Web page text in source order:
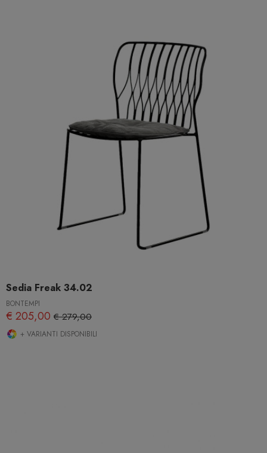
Sedia Freak 34.02
BONTEMPI
€ 205,00 € 279,00
+ VARIANTI DISPONIBILI